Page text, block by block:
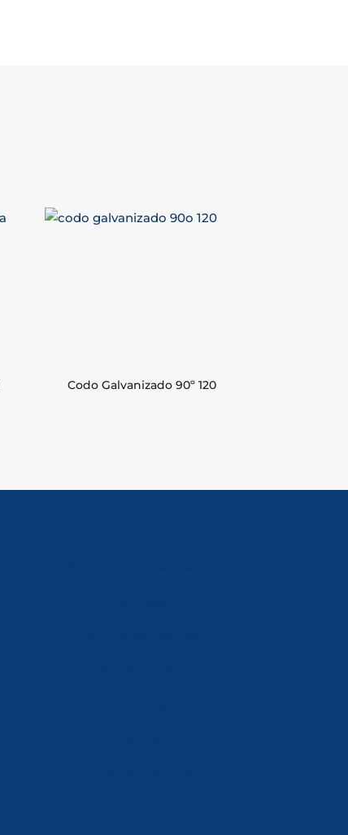
Codo Galvanizado 90º 120